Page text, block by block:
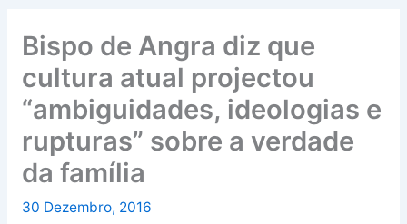
Bispo de Angra diz que
cultura atual projectou
“ambiguidades, ideologias e
rupturas” sobre a verdade
da família
30 Dezembro, 2016